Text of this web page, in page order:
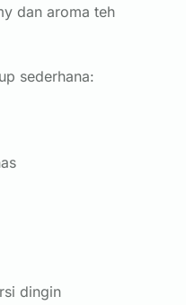
dan aroma teh
sederhana:
dingin